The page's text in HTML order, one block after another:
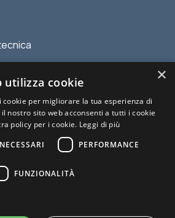
vendita
00977120336 | Sito creato da Italia
×
utilizza cookie
per migliorare la tua esperienza di
nostro sito web acconsenti a tutti i cookie
policy per i cookie. Leggi di più
PERFORMANCE
FUNZIONALITÀ